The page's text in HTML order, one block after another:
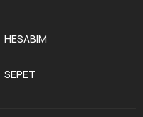
HESABIM
SEPET